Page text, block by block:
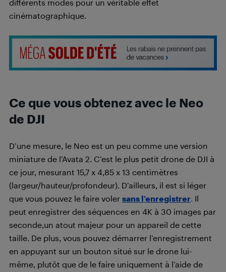
différents modes pour un véritable effet
cinématographique.
Ce que vous obtenez avec le Neo
de DJI
D’une mesure, le Neo est un peu comme une version
miniature de l’Avata 2. C’est le plus petit drone de DJI à
ce jour, mesurant 15,7 x 4,85 x 13 centimètres
(largeur/hauteur/profondeur). D’ailleurs, il est si léger
que vous pouvez le faire voler sans l’enregistrer. Il
peut enregistrer des séquences en 4K à 30 images par
seconde,un atout majeur pour un appareil de cette
taille. De plus, vous pouvez démarrer l’enregistrement
en appuyant sur un bouton situé sur le drone lui-
même, plutôt que de le faire uniquement à l’aide de